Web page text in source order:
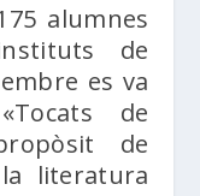
alumnes
de
es va
de
de
literatura